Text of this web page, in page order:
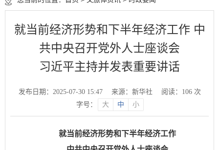
就当前经济形势和下半年经济工作 中
共中央召开党外人士座谈会
习近平主持并发表重要讲话
发布日期：2025-07-30 15:47 来源：新华社 阅读： 106次
字号：
大 中 小
就当前经济形势和下半年经济工作